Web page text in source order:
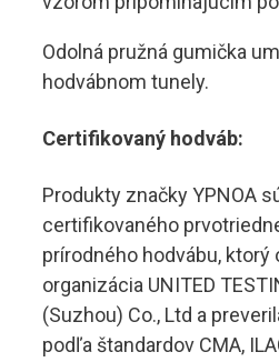
Odolná pružná gumička
hodvábnom tunely.
Certifikovaný hodváb:
Produkty značky YPNOA
certifikovaného
prírodného hodvábu, ktorý
organizácia UNITED
(Suzhou) Co., Ltd a
podľa štandardov CMA,